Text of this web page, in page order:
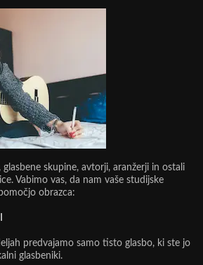
skupine, avtorji, aranžerji in ostali
Vabimo vas, da nam vaše studijske
obrazca:
predvajamo samo tisto glasbo, ki ste jo
glasbeniki.